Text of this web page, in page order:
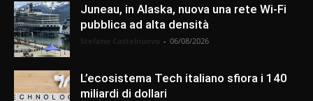
Juneau, in Alaska, nuova una rete Wi-Fi
pubblica ad alta densità
- 06/08/2026
L’ecosistema Tech italiano sfiora i 140
miliardi di dollari